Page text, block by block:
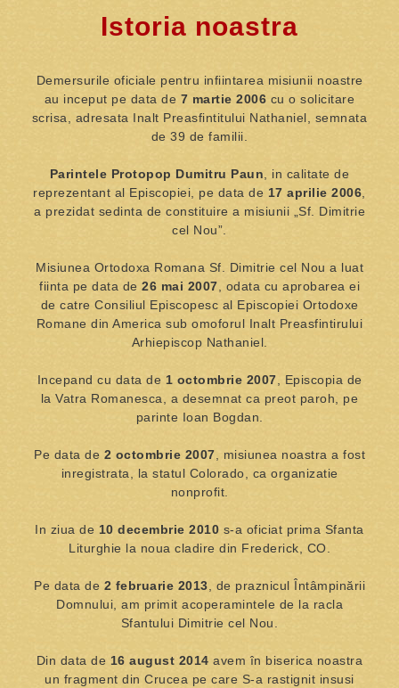
Istoria noastra
Demersurile oficiale pentru infiintarea misiunii noastre
au inceput pe data de 7 martie 2006 cu o solicitare
scrisa, adresata Inalt Preasfintitului Nathaniel, semnata
de 39 de familii.
Parintele Protopop Dumitru Paun, in calitate de
reprezentant al Episcopiei, pe data de 17 aprilie 2006,
a prezidat sedinta de constituire a misiunii „Sf. Dimitrie
cel Nou”.
Misiunea Ortodoxa Romana Sf. Dimitrie cel Nou a luat
fiinta pe data de 26 mai 2007, odata cu aprobarea ei
de catre Consiliul Episcopesc al Episcopiei Ortodoxe
Romane din America sub omoforul Inalt Preasfintirului
Arhiepiscop Nathaniel.
Incepand cu data de 1 octombrie 2007, Episcopia de
la Vatra Romanesca, a desemnat ca preot paroh, pe
parinte Ioan Bogdan.
Pe data de 2 octombrie 2007, misiunea noastra a fost
inregistrata, la statul Colorado, ca organizatie
nonprofit.
In ziua de 10 decembrie 2010 s-a oficiat prima Sfanta
Liturghie la noua cladire din Frederick, CO.
Pe data de 2 februarie 2013, de praznicul Întâmpinării
Domnului, am primit acoperamintele de la racla
Sfantului Dimitrie cel Nou.
Din data de 16 august 2014 avem în biserica noastra
un fragment din Crucea pe care S-a rastignit insusi